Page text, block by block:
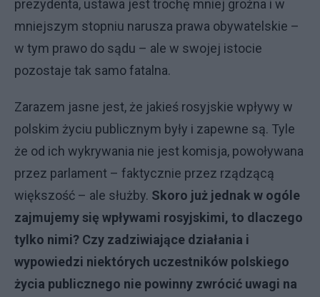
prezydenta, ustawa jest trochę mniej groźna i w
mniejszym stopniu narusza prawa obywatelskie –
w tym prawo do sądu – ale w swojej istocie
pozostaje tak samo fatalna.
Zarazem jasne jest, że jakieś rosyjskie wpływy w
polskim życiu publicznym były i zapewne są. Tyle
że od ich wykrywania nie jest komisja, powoływana
przez parlament – faktycznie przez rządzącą
większość – ale służby. Skoro już jednak w ogóle
zajmujemy się wpływami rosyjskimi, to dlaczego
tylko nimi? Czy zadziwiające działania i
wypowiedzi niektórych uczestników polskiego
życia publicznego nie powinny zwrócić uwagi na